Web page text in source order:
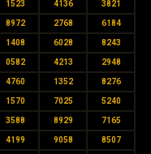
1523 4136 3821
8972 2768 6184
1408 6028 8243
0582 4213 2948
4760 1352 8276
1570 7025 5240
3588 8929 7165
4199 9058 8507